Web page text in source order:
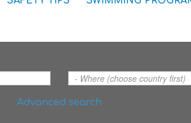
Advanced search